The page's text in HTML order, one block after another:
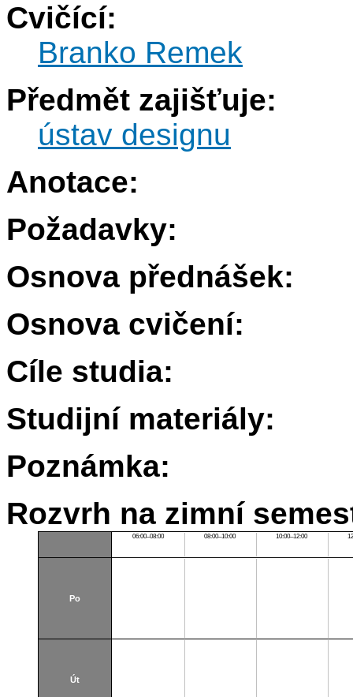
Cvičící:
Branko Remek
Předmět zajišťuje:
ústav designu
Anotace:
Požadavky:
Osnova přednášek:
Osnova cvičení:
Cíle studia:
Studijní materiály:
Poznámka:
Rozvrh na zimní
06:00–08:00 08:00–10:00 10:00–12:00
Po
Út